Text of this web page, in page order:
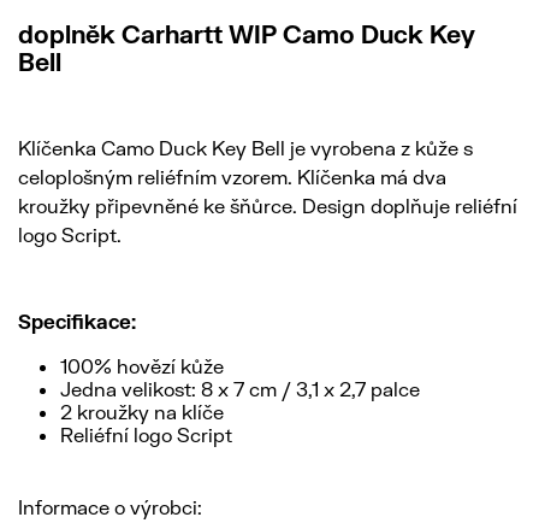
doplněk Carhartt WIP Camo Duck Key
Bell
Klíčenka Camo Duck Key Bell je vyrobena z kůže s
celoplošným reliéfním vzorem. Klíčenka má dva
kroužky připevněné ke šňůrce. Design doplňuje reliéfní
logo Script.
Specifikace:
100% hovězí kůže
Jedna velikost: 8 x 7 cm / 3,1 x 2,7 palce
2 kroužky na klíče
Reliéfní logo Script
Informace o výrobci: